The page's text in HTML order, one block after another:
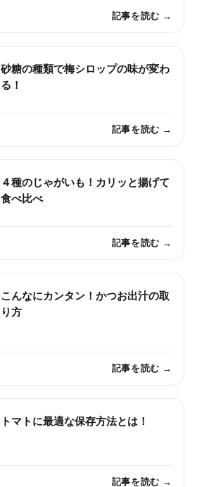
記事を読む →
砂糖の種類で梅シロップの味が変わ
る！
記事を読む →
４種のじゃがいも！カリッと揚げて
食べ比べ
記事を読む →
こんなにカンタン！かつお出汁の取
り方
記事を読む →
トマトに最適な保存方法とは！
記事を読む →